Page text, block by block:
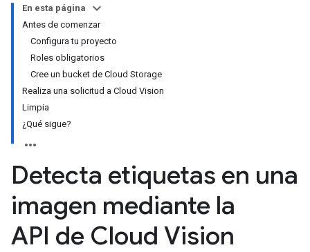
En esta página
Antes de comenzar
Configura tu proyecto
Roles obligatorios
Cree un bucket de Cloud Storage
Realiza una solicitud a Cloud Vision
Limpia
¿Qué sigue?
Detecta etiquetas en una
imagen mediante la
API de Cloud Vision